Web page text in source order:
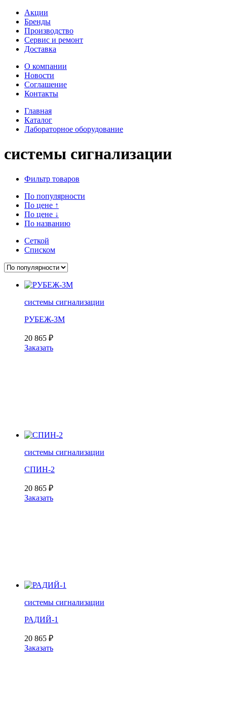
Акции
Бренды
Производство
Сервис и ремонт
Доставка
О компании
Новости
Соглашение
Контакты
Главная
Каталог
Лабораторное оборудование
системы сигнализации
Фильтр товаров
По популярности
По цене ↑
По цене ↓
По названию
Сеткой
Списком
системы сигнализации
РУБЕЖ-3М
20 865 ₽
Заказать
системы сигнализации
СПИН-2
20 865 ₽
Заказать
системы сигнализации
РАДИЙ-1
20 865 ₽
Заказать